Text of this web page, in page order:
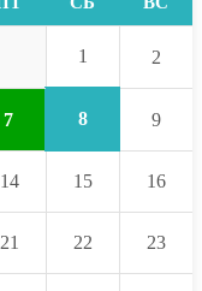
1 2
7 8 9
14 15 16
21 22 23